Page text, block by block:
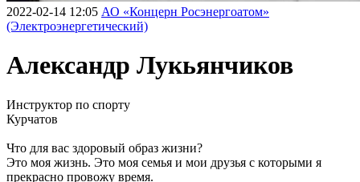
2022-02-14 12:05 АО «Концерн Росэнергоатом»
(Электроэнергетический)
Александр Лукьянчиков
Инструктор по спорту
Курчатов
Что для вас здоровый образ жизни?
Это моя жизнь. Это моя семья и мои друзья с которыми я
прекрасно провожу время.